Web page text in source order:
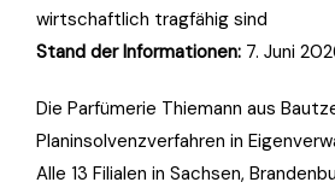
wirtschaftlich tragfähig sind
Stand der Informationen: 7. Juni
Die Parfümerie Thiemann aus
Planinsolvenzverfahren in
Alle 13 Filialen in Sachsen,